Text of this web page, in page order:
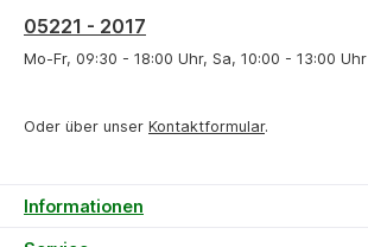
05221 - 2017
Mo-Fr, 09:30 - 18:00 Uhr, Sa, 10:00 - 13:00 Uhr
Oder über unser Kontaktformular.
Informationen